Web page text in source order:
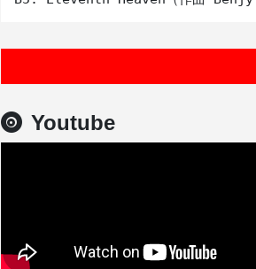
Youtube